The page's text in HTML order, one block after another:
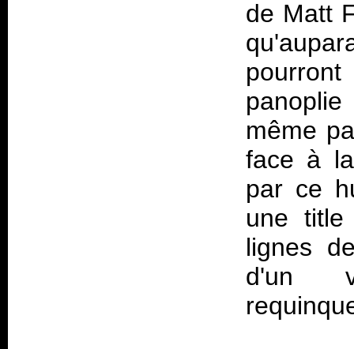
de Matt
même
face à
par ce
une
lignes
d'un